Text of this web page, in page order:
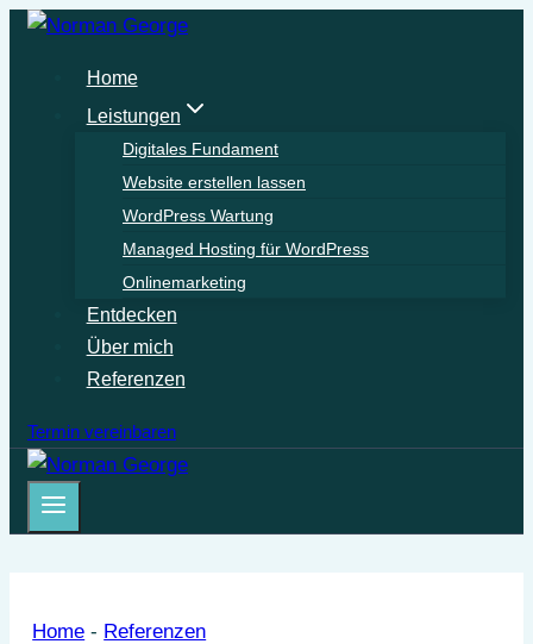
Zum
Home
Leistungen
Digitales Fundament
Website erstellen lassen
WordPress Wartung
Managed Hosting für WordPress
Onlinemarketing
Entdecken
Über mich
Referenzen
Termin vereinbaren
Home - Referenzen